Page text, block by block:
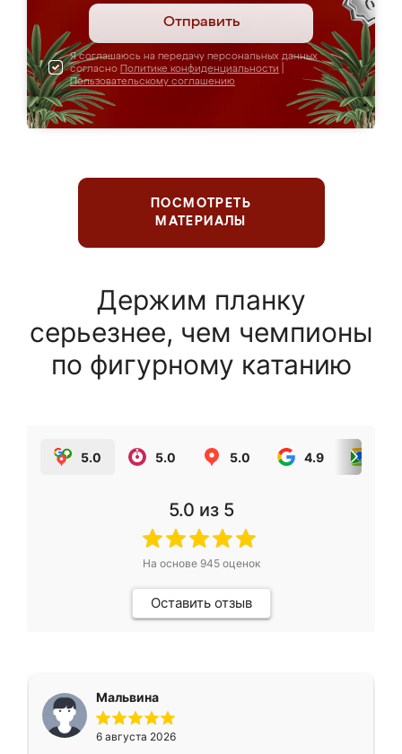
Отправить
Я соглашаюсь на передачу персональных данных
согласно Политике конфиденциальности
Пользовательскому соглашению
ПОСМОТРЕТЬ
МАТЕРИАЛЫ
Держим планку
серьезнее, чем чемпионы
по фигурному катанию
5.0 5.0 5.0 4.9
5.0 из 5
На основе 945оценок
Оставить отзыв
Мальвина
6 августа 2026